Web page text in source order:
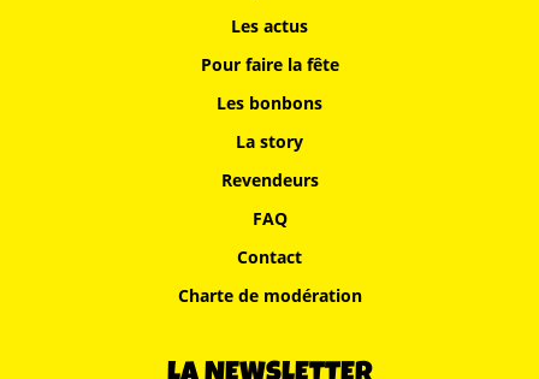
Les actus
Pour faire la fête
Les bonbons
La story
Revendeurs
FAQ
Contact
Charte de modération